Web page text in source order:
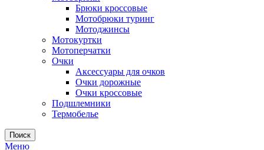
Брюки кроссовые
Мотобрюки туринг
Мотоджинсы
Мотокуртки
Мотоперчатки
Очки
Аксессуары для очков
Очки дорожные
Очки кроссовые
Подшлемники
Термобелье
Поиск
Меню